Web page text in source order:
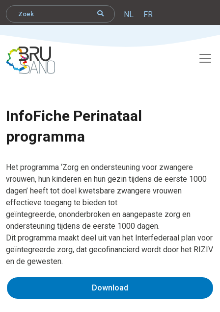
NL FR
InfoFiche Perinataal
programma
Het programma ‘Zorg en ondersteuning voor zwangere
vrouwen, hun kinderen en hun gezin tijdens de eerste 1000
dagen’ heeft tot doel kwetsbare zwangere vrouwen
effectieve toegang te bieden tot
geïntegreerde, ononderbroken en aangepaste zorg en
ondersteuning tijdens de eerste 1000 dagen.
Dit programma maakt deel uit van het Interfederaal plan voor
geïntegreerde zorg, dat gecofinancierd wordt door het RIZIV
en de gewesten.
Download